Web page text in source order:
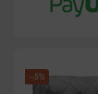
−5%